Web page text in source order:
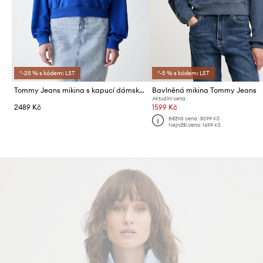
*-25 % s kódem: LST
Tommy Jeans mikina s kapucí dámská bavlněná
2489 Kč
*-5 % s kódem: LST
Bavlněná mikina Tommy Jeans
Aktuální cena:
1599 Kč
Běžná cena: 3099 Kč
Nejnižší cena: 1699 Kč